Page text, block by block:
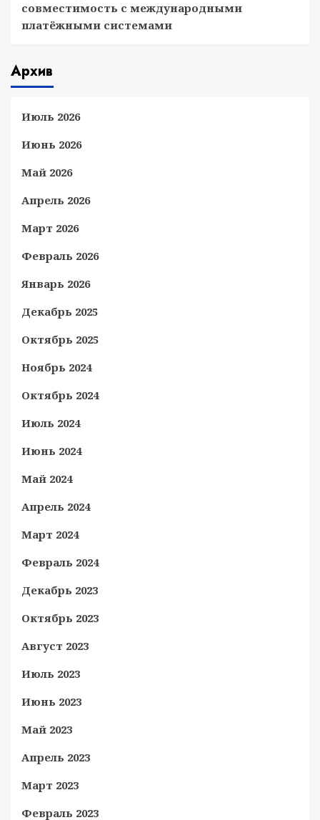
совместимость с международными
платёжными системами
Архив
Июль 2026
Июнь 2026
Май 2026
Апрель 2026
Март 2026
Февраль 2026
Январь 2026
Декабрь 2025
Октябрь 2025
Ноябрь 2024
Октябрь 2024
Июль 2024
Июнь 2024
Май 2024
Апрель 2024
Март 2024
Февраль 2024
Декабрь 2023
Октябрь 2023
Август 2023
Июль 2023
Июнь 2023
Май 2023
Апрель 2023
Март 2023
Февраль 2023